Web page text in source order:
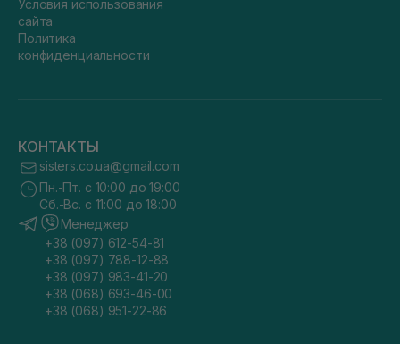
Условия использования
сайта
Политика
конфиденциальности
КОНТАКТЫ
sisters.co.ua@gmail.com
Пн.-Пт. с 10:00 до 19:00
Сб.-Вс. с 11:00 до 18:00
Менеджер
+38 (097) 612-54-81
+38 (097) 788-12-88
+38 (097) 983-41-20
+38 (068) 693-46-00
+38 (068) 951-22-86